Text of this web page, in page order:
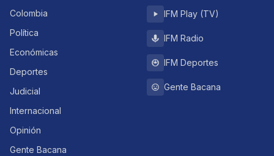
Colombia
Política
Económicas
Deportes
Judicial
Internacional
Opinión
Gente Bacana
IFM Play (TV)
IFM Radio
IFM Deportes
Gente Bacana